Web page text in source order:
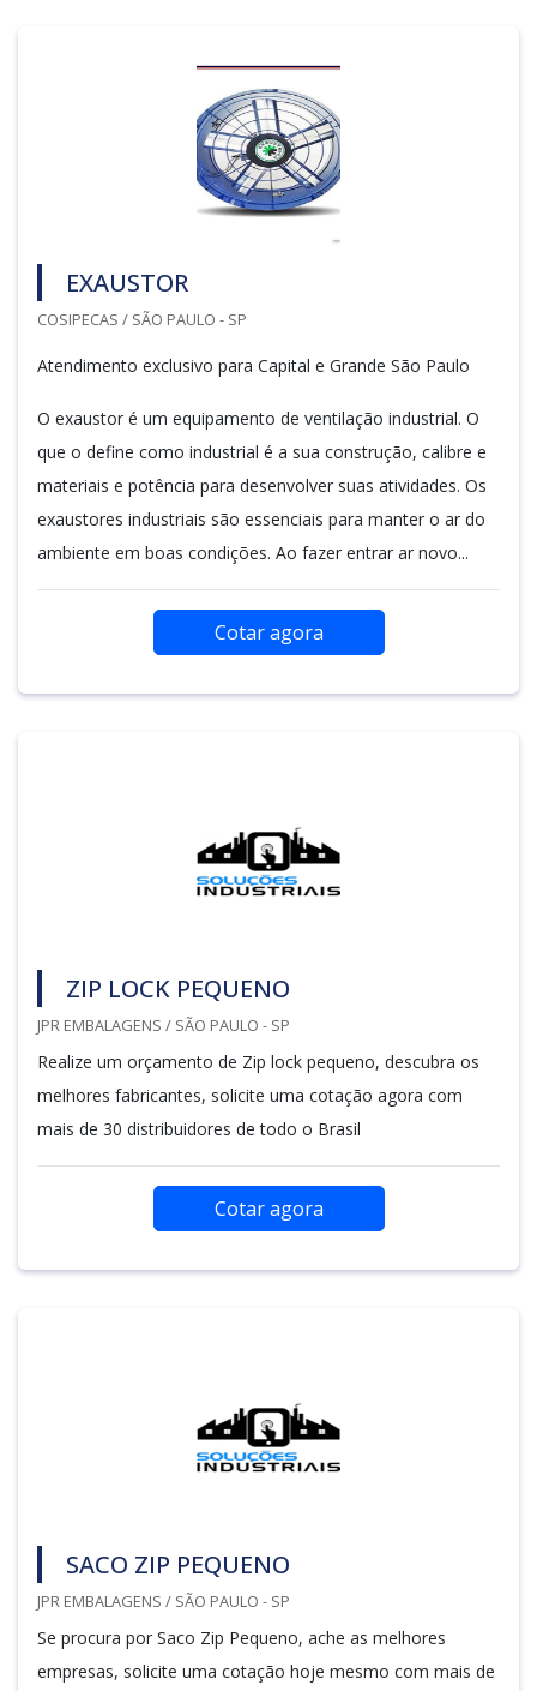
EXAUSTOR
COSIPECAS / SÃO PAULO - SP
Atendimento exclusivo para Capital e Grande São Paulo
O exaustor é um equipamento de ventilação industrial. O
que o define como industrial é a sua construção, calibre e
materiais e potência para desenvolver suas atividades. Os
exaustores industriais são essenciais para manter o ar do
ambiente em boas condições. Ao fazer entrar ar novo...
Cotar agora
ZIP LOCK PEQUENO
JPR EMBALAGENS / SÃO PAULO - SP
Realize um orçamento de Zip lock pequeno, descubra os
melhores fabricantes, solicite uma cotação agora com
mais de 30 distribuidores de todo o Brasil
Cotar agora
SACO ZIP PEQUENO
JPR EMBALAGENS / SÃO PAULO - SP
Se procura por Saco Zip Pequeno, ache as melhores
empresas, solicite uma cotação hoje mesmo com mais de